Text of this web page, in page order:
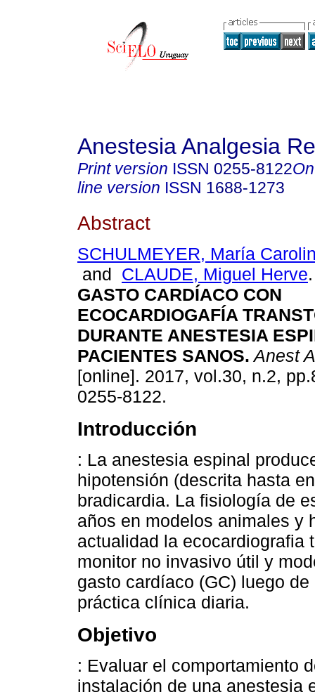
Anestesia Analgesia
Print version ISSN 0255-8122
line version ISSN 1688-1273
Abstract
SCHULMEYER, María
and CLAUDE, Miguel Herve.
GASTO CARDÍACO CON
ECOCARDIOGAFÍA
DURANTE ANESTESIA
PACIENTES SANOS. Anest
[online]. 2017, vol.30, n.2,
0255-8122.
Introducción
: La anestesia espinal
hipotensión (descrita hasta
bradicardia. La fisiología de
años en modelos animales y
actualidad la ecocardiografia
monitor no invasivo útil y
gasto cardíaco (GC) luego
práctica clínica diaria.
Objetivo
: Evaluar el comportamiento
instalación de una anestesia